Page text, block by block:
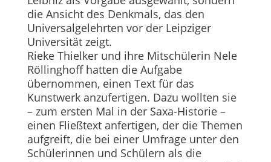
die Ansicht des Denkmals, das den
Universalgelehrten vor der Leipziger
Universität zeigt.
Rieke Thielker und ihre Mitschülerin Nele
Röllinghoff hatten die Aufgabe
übernommen, einen Text für das
Kunstwerk anzufertigen. Dazu wollten sie
– zum ersten Mal in der Saxa-Historie –
einen Fließtext anfertigen, der die Themen
aufgreift, die bei einer Umfrage unter den
Schülerinnen und Schülern als die